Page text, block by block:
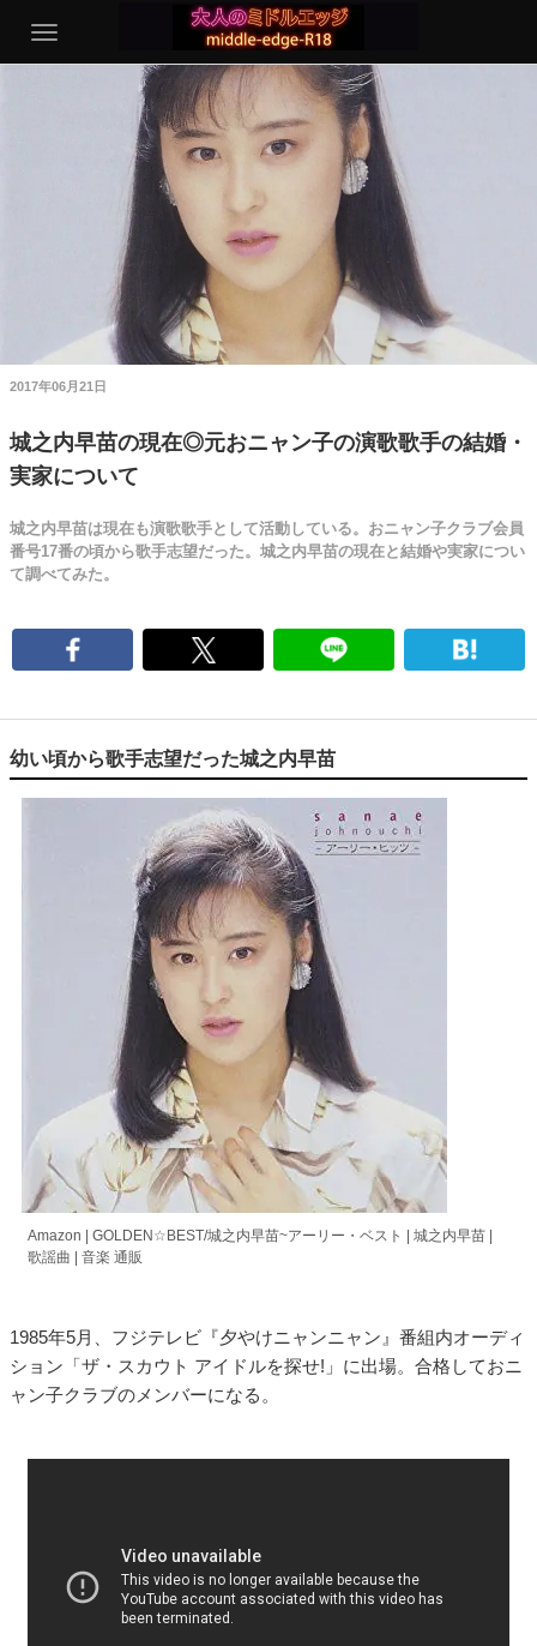
2017年06月21日
城之内早苗の現在◎元おニャン子の演歌歌手の結婚・
実家について
城之内早苗は現在も演歌歌手として活動している。おニャン子クラブ会員
番号17番の頃から歌手志望だった。城之内早苗の現在と結婚や実家につい
て調べてみた。
幼い頃から歌手志望だった城之内早苗
Amazon | GOLDEN☆BEST/城之内早苗~アーリー・ベスト | 城之内早苗 |
歌謡曲 | 音楽 通販
1985年5月、フジテレビ『夕やけニャンニャン』番組内オーディ
ション「ザ・スカウト アイドルを探せ!」に出場。合格しておニ
ャン子クラブのメンバーになる。